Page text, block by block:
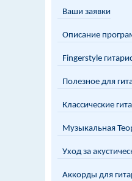
Ваши заявки
Описание
Fingerstyle
Полезное для
Классические
Музыкальная
Уход за
Аккорды для